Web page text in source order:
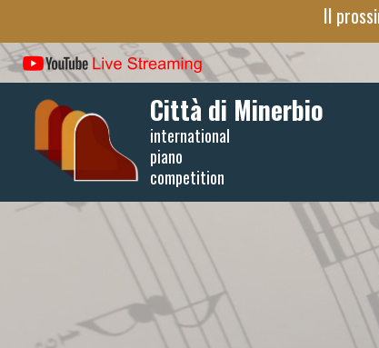
contenuto
principale
Il
Città di Minerbio
international
piano
competition